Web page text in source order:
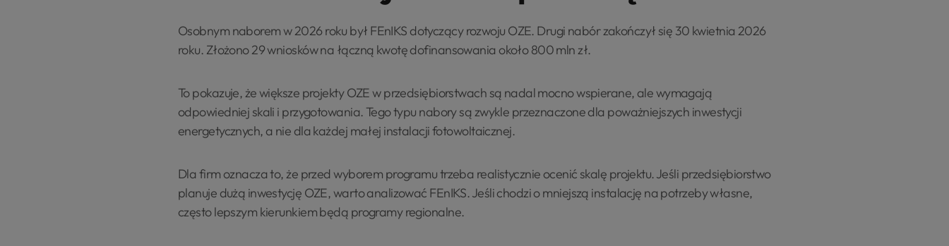
Osobnym naborem w 2026 roku był FEnIKS dotyczący rozwoju OZE. Drugi nabór zakończył się 30 kwietnia 2026
roku. Złożono 29 wniosków na łączną kwotę dofinansowania około 800 mln zł.
To pokazuje, że większe projekty OZE w przedsiębiorstwach są nadal mocno wspierane, ale wymagają
odpowiedniej skali i przygotowania. Tego typu nabory są zwykle przeznaczone dla poważniejszych inwestycji
energetycznych, a nie dla każdej małej instalacji fotowoltaicznej.
Dla firm oznacza to, że przed wyborem programu trzeba realistycznie ocenić skalę projektu. Jeśli przedsiębiorstwo
planuje dużą inwestycję OZE, warto analizować FEnIKS. Jeśli chodzi o mniejszą instalację na potrzeby własne,
często lepszym kierunkiem będą programy regionalne.